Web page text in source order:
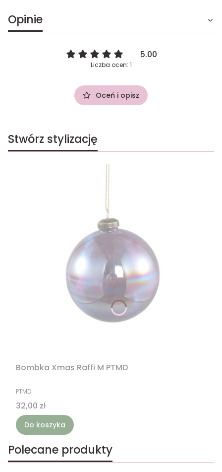
Opinie
5.00
Liczba ocen: 1
Oceń i opisz
Stwórz stylizację
Bombka Xmas Raffi M PTMD
PRODUCENT
PTMD
Cena
32,00 zł
Do koszyka
Polecane produkty